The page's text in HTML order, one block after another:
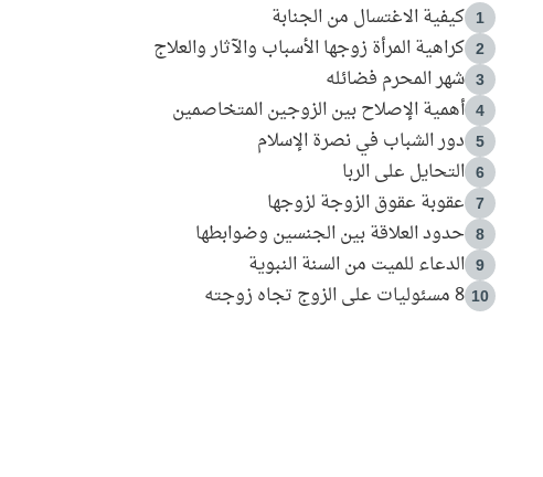
1 كيفية الاغتسال من الجنابة
2 كراهية المرأة زوجها الأسباب والآثار والعلاج
3 شهر المحرم فضائله
4 أهمية الإصلاح بين الزوجين المتخاصمين
5 دور الشباب في نصرة الإسلام
6 التحايل على الربا
7 عقوبة عقوق الزوجة لزوجها
8 حدود العلاقة بين الجنسين وضوابطها
9 الدعاء للميت من السنة النبوية
10 8 مسئوليات على الزوج تجاه زوجته